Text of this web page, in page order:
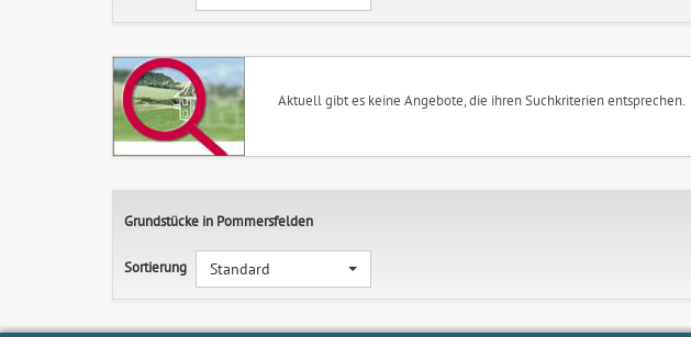
Aktuell gibt es keine Angebote, die ihren Suchkriterien entsprechen.
Grundstücke in Pommersfelden
Sortierung Standard